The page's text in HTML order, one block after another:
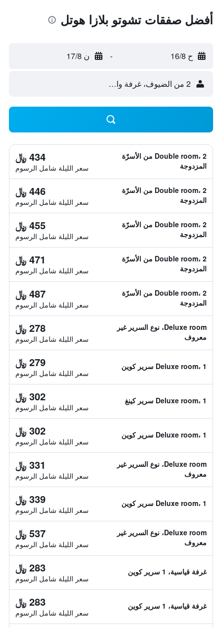
أفضل صفقات تشوتو بلازا هوتل
ح 16/8 - ن 17/8
2 من الضيوف، غرفة واحدة
Double room، 2 من الأسرّة
المزدوجة
434 ﷼
سعر الليلة شامل الرسوم
Double room، 2 من الأسرّة
المزدوجة
446 ﷼
سعر الليلة شامل الرسوم
Double room، 2 من الأسرّة
المزدوجة
455 ﷼
سعر الليلة شامل الرسوم
Double room، 2 من الأسرّة
المزدوجة
471 ﷼
سعر الليلة شامل الرسوم
Double room، 2 من الأسرّة
المزدوجة
487 ﷼
سعر الليلة شامل الرسوم
Deluxe room، نوع السرير غير
معروف
278 ﷼
سعر الليلة شامل الرسوم
Deluxe room، 1 سرير كوين 279 ﷼
سعر الليلة شامل الرسوم
Deluxe room، 1 سرير كينغ 302 ﷼
سعر الليلة شامل الرسوم
Deluxe room، 1 سرير كوين 302 ﷼
سعر الليلة شامل الرسوم
Deluxe room، نوع السرير غير
معروف
331 ﷼
سعر الليلة شامل الرسوم
Deluxe room، 1 سرير كوين 339 ﷼
سعر الليلة شامل الرسوم
Deluxe room، نوع السرير غير
معروف
537 ﷼
سعر الليلة شامل الرسوم
غرفة قياسية، 1 سرير كوين 283 ﷼
سعر الليلة شامل الرسوم
غرفة قياسية، 1 سرير كوين 283 ﷼
سعر الليلة شامل الرسوم